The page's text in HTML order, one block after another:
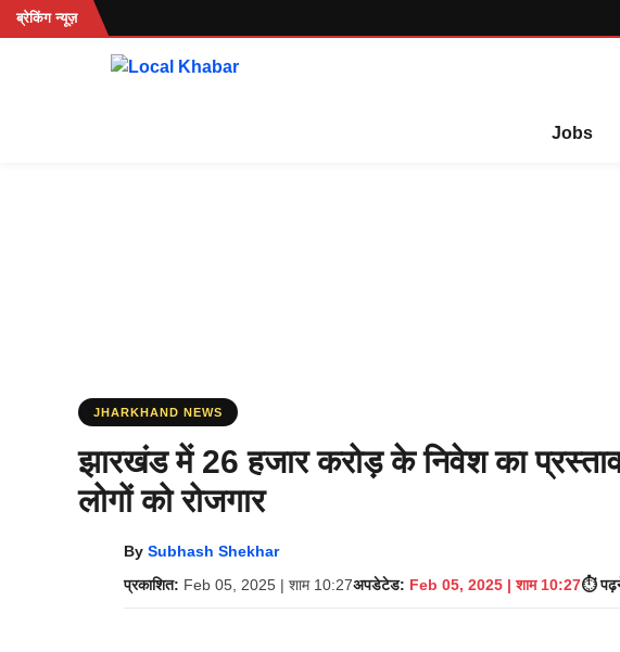
Skip
to
ब्रेकिंग न्यूज़
Jobs
JHARKHAND NEWS
झारखंड में 26 हजार करोड़ के निवेश का
लोगों को रोजगार
By Subhash Shekhar
प्रकाशित: Feb 05, 2025 | शाम 10:27अपडेटेड: Feb 05, 2025 | शाम 10:27⏱️